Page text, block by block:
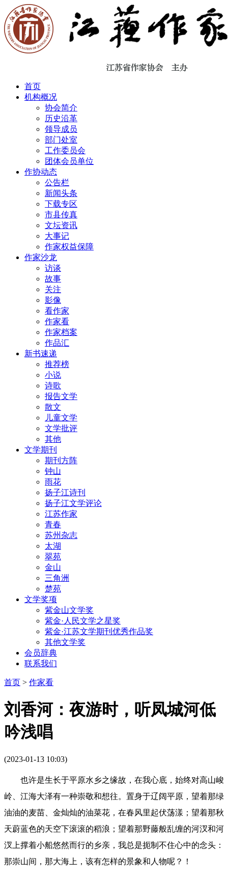
首页
机构概况
协会简介
历史沿革
领导成员
部门处室
工作委员会
团体会员单位
作协动态
公告栏
新闻头条
下载专区
市县传真
文坛资讯
大事记
作家权益保障
作家沙龙
访谈
故事
关注
影像
看作家
作家看
作家档案
作品汇
新书速递
推荐榜
小说
诗歌
报告文学
散文
儿童文学
文学批评
其他
文学期刊
期刊方阵
钟山
雨花
扬子江诗刊
扬子江文学评论
江苏作家
青春
苏州杂志
太湖
翠苑
金山
三角洲
楚苑
文学奖项
紫金山文学奖
紫金·人民文学之星奖
紫金·江苏文学期刊优秀作品奖
其他文学奖
会员辞典
联系我们
首页 > 作家看
刘香河：夜游时，听凤城河低
吟浅唱
(2023-01-13 10:03)
也许是生长于平原水乡之缘故，在我心底，始终对高山峻
岭、江海大泽有一种崇敬和想往。置身于辽阔平原，望着那绿
油油的麦苗、金灿灿的油菜花，在春风里起伏荡漾；望着那秋
天蔚蓝色的天空下滚滚的稻浪；望着那野藤般乱缠的河汊和河
汊上撑着小船悠然而行的乡亲，我总是扼制不住心中的念头：
那崇山间，那大海上，该有怎样的景象和人物呢？！